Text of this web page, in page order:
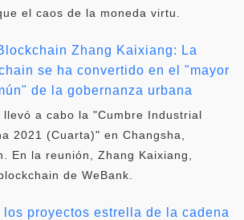
el caos de la moneda virtu.
Zhang Kaixiang: La
se ha convertido en el "mayor
de la gobernanza urbana
llevó a cabo la "Cumbre Industrial
2021 (Cuarta)" en Changsha,
En la reunión, Zhang Kaixiang,
de WeBank.
los proyectos estrella de la cadena